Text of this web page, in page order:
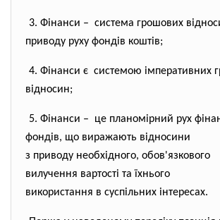
3. Фінанси – система грошових
приводу руху фондів коштів;
4. Фінанси є системою імперативних
відносин;
5. Фінанси – це планомірний рух
фондів, що виражають відносини
з приводу необхідного, обов'язкового
вилучення вартості та їхнього
використання в суспільних інтересах.